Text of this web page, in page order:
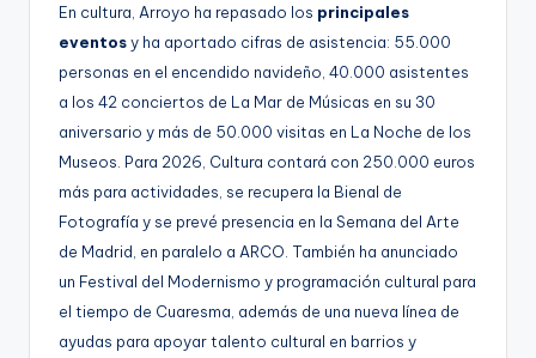
En cultura, Arroyo ha repasado los principales
eventosy ha aportado cifras de asistencia: 55.000
personas en el encendido navideño, 40.000 asistentes
a los 42 conciertos de La Mar de Músicas en su 30
aniversario y más de 50.000 visitas en La Noche de los
Museos. Para 2026, Cultura contará con 250.000 euros
más para actividades, se recupera la Bienal de
Fotografía y se prevé presencia en la Semana del Arte
de Madrid, en paralelo a ARCO. También ha anunciado
un Festival del Modernismo y programación cultural para
el tiempo de Cuaresma, además de una nueva línea de
ayudas para apoyar talento cultural en barrios y